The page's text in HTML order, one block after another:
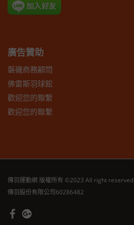
廣告贊助
磐磯商務顧問
佛雷斯羽球館
歡迎您的聯繫
歡迎您的聯繫
傳羽運動網 版權所有 ©2023 All right reserved
傳羽股份有限公司60286482